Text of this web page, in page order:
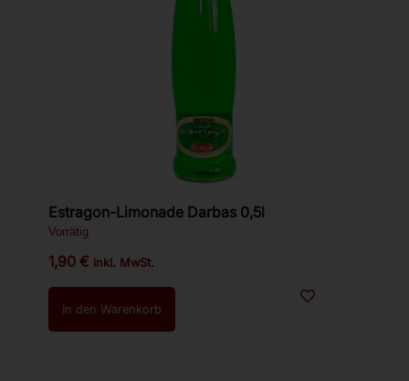
Estragon-Limonade Darbas 0,5l
Vorrätig
1,90€ inkl. MwSt.
In den Warenkorb